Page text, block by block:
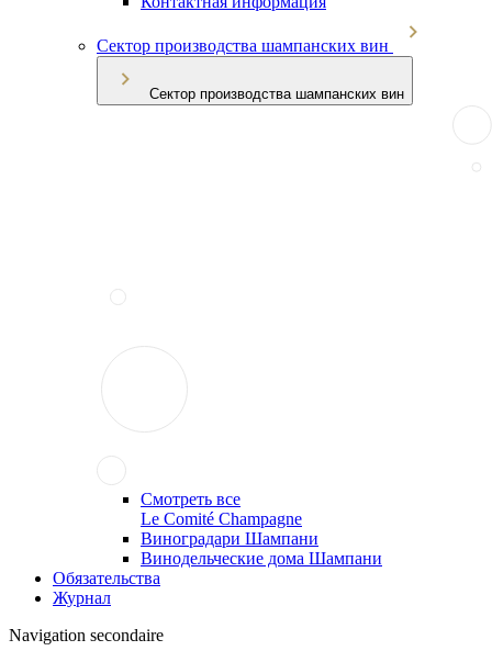
Сектор производства шампанских вин
Сектор производства шампанских вин
Смотреть все
Le Comité Champagne
Виноградари Шампани
Винодельческие дома Шампани
Обязательства
Журнал
Navigation secondaire